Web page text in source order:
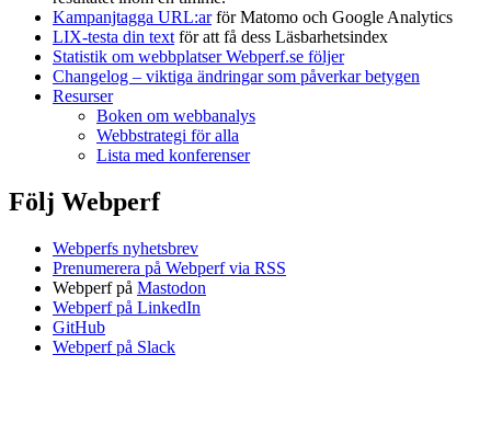
Kampanjtagga URL:arför Matomo och Google Analytics
LIX-testa din text för att få dess Läsbarhetsindex
Statistik om webbplatser Webperf.se följer
Changelog – viktiga ändringar som påverkar betygen
Resurser
Boken om webbanalys
Webbstrategi för alla
Lista med konferenser
Följ Webperf
Webperfs nyhetsbrev
Prenumerera på Webperf via RSS
Webperf på Mastodon
Webperf på LinkedIn
GitHub
Webperf på Slack